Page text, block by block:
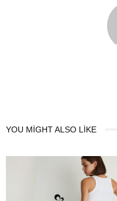
YOU MIGHT ALSO LIKE